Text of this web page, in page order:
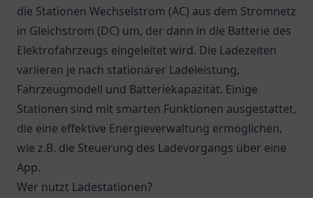
die Stationen Wechselstrom (AC) aus dem Stromnetz
in Gleichstrom (DC) um, der dann in die Batterie des
Elektrofahrzeugs eingeleitet wird. Die Ladezeiten
variieren je nach stationärer Ladeleistung,
Fahrzeugmodell und Batteriekapazität. Einige
Stationen sind mit smarten Funktionen ausgestattet,
die eine effektive Energieverwaltung ermöglichen,
wie z.B. die Steuerung des Ladevorgangs über eine
App.
Wer nutzt Ladestationen?